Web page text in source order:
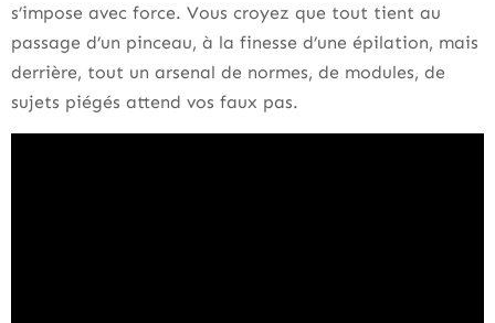
s’impose avec force. Vous croyez que tout tient au
passage d’un pinceau, à la finesse d’une épilation, mais
derrière, tout un arsenal de normes, de modules, de
sujets piégés attend vos faux pas.